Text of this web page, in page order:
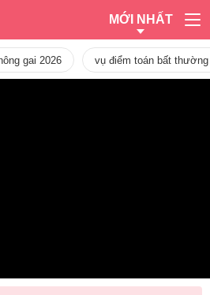
MỚI NHẤT
gai 2026 vụ điểm toán bất